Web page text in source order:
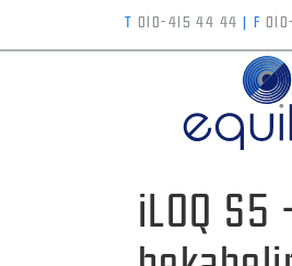
T 010-415 44 44 F
iLOQ